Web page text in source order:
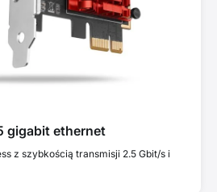
gigabit ethernet
z szybkością transmisji 2.5 Gbit/s i